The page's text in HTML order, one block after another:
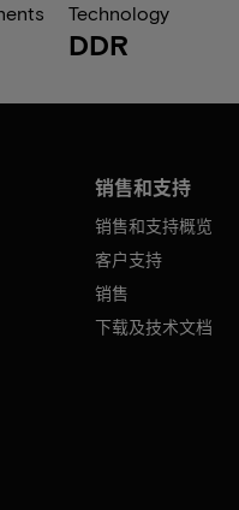
Technology
DDR
销售和支持
销售和支持概览
客户支持
销售
下载及技术文档